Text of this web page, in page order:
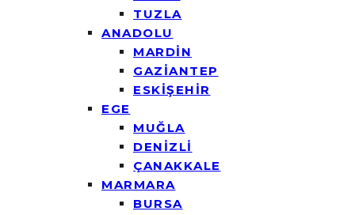
TUZLA
ANADOLU
MARDİN
GAZİANTEP
ESKİŞEHİR
EGE
MUĞLA
DENİZLİ
ÇANAKKALE
MARMARA
BURSA